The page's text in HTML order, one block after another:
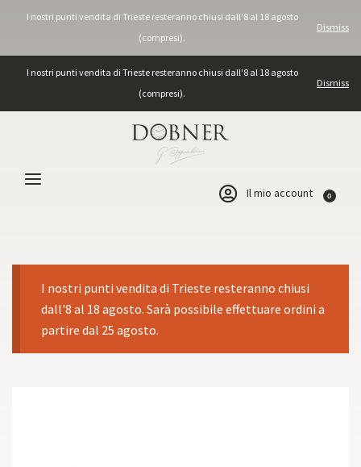
I nostri punti vendita di Trieste resteranno chiusi dall'8 al 18 agosto
(compresi).
Dismiss
I nostri punti vendita di Trieste resteranno chiusi dall'8 al 18 agosto
(compresi).
Dismiss
Il mio account 0
I nostri punti vendita di Trieste resteranno chiusi
dall'8 al 18 agosto. Sarà possibile effettuare ordini a
partire dal 25 agosto.